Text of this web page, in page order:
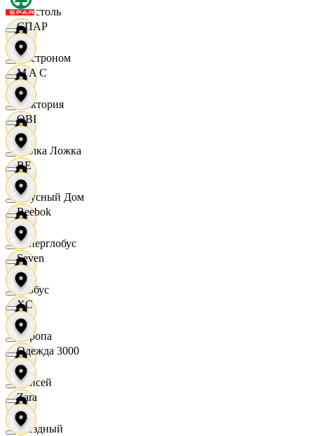
Бристоль
Быстроном
Виктория
Вилка Ложка
Вкусный Дом
Гиперглобус
Глобус
Европа
Елисей
Звездный
СПАР
M A C
OBI
RE
Reebok
Seven
XC
Одежда 3000
Zara